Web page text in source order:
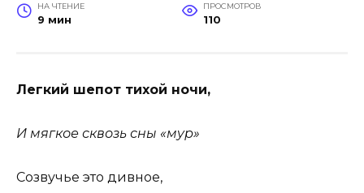
НА ЧТЕНИЕ
9 мин
ПРОСМОТРОВ
110
Легкий шепот тихой ночи,
И мягкое сквозь сны «мур»
Созвучье это дивное,